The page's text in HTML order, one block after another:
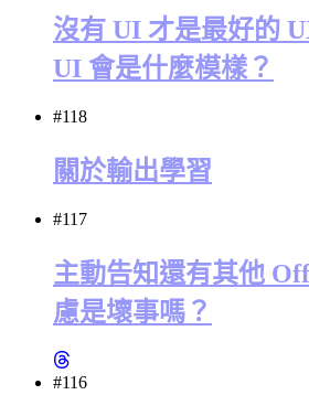
沒有 UI 才是最好的
UI 會是什麼模樣？
#118
關於輸出學習
#117
主動告知還有其他
慮是壞事嗎？
#116